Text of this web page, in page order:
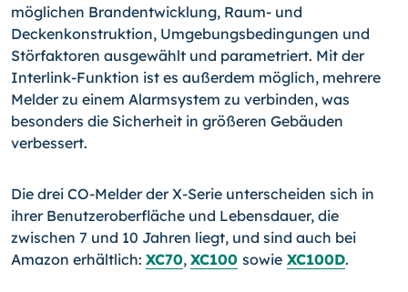
möglichen Brandentwicklung, Raum- und
Deckenkonstruktion, Umgebungsbedingungen und
Stör­faktoren ausgewählt und parametriert. Mit der
Interlink-Funktion ist es außerdem möglich, mehrere
Melder zu einem Alarmsystem zu verbinden, was
besonders die Si­cherheit in größeren Gebäuden
verbessert.
Die drei CO-Melder der X-Serie unterscheiden sich in
ihrer Benutzeroberfläche und Lebensdauer, die
zwischen 7 und 10 Jahren liegt, und sind auch bei
Amazon erhält­lich: XC70, XC100 sowie XC100D.